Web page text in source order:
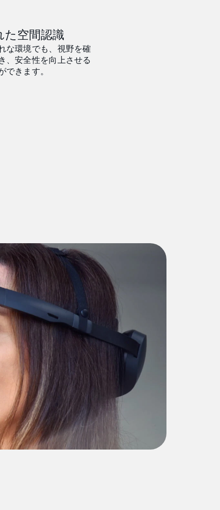
た空間認識
な環境でも、視野を確
、安全性を向上させる
できます。